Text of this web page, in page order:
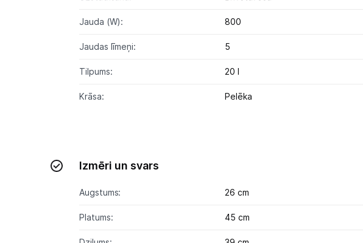
Jauda (W): 800
Jaudas līmeņi: 5
Tilpums: 20 l
Krāsa: Pelēka
Izmēri un svars
Augstums: 26 cm
Platums: 45 cm